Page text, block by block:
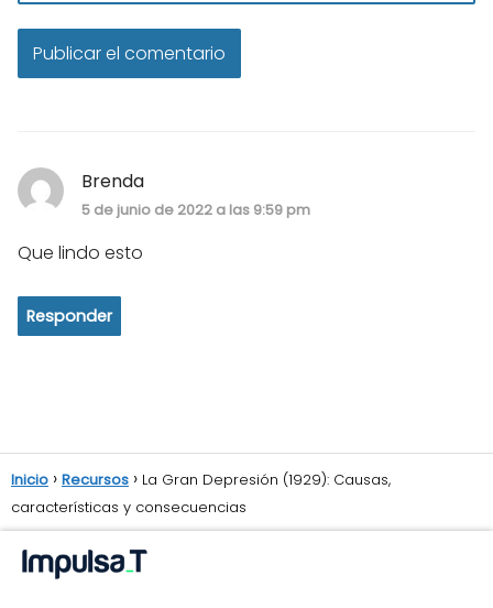
Brenda
5 de junio de 2022 a las 9:59 pm
Que lindo esto
Responder
Inicio Recursos
La Gran Depresión (1929): Causas,
características y consecuencias